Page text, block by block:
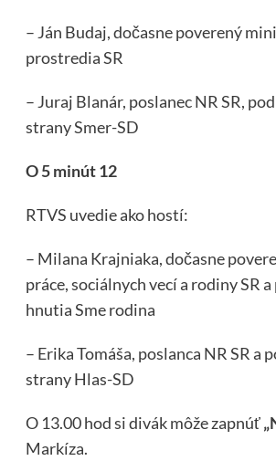
– Ján Budaj, dočasne poverený
prostredia SR
– Juraj Blanár, poslanec NR SR,
strany Smer-SD
O 5 minút 12
RTVS uvedie ako hostí:
– Milana Krajniaka, dočasne
práce, sociálnych vecí a rodiny SR
hnutia Sme rodina
– Erika Tomáša, poslanca NR SR a
strany Hlas-SD
O 13.00 hod si divák môže zapnúť
Markíza.